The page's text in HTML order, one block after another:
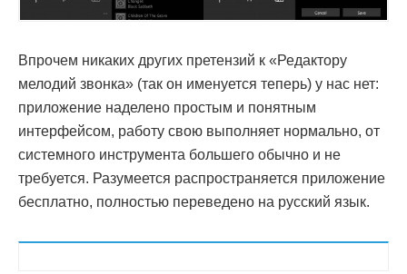
Впрочем никаких других претензий к «Редактору
мелодий звонка» (так он именуется теперь) у нас нет:
приложение наделено простым и понятным
интерфейсом, работу свою выполняет нормально, от
системного инструмента большего обычно и не
требуется. Разумеется распространяется приложение
бесплатно, полностью переведено на русский язык.